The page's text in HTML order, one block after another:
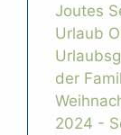
Joutes
Urlaub
der
2024 -